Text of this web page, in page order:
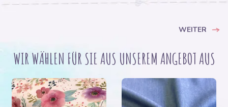
WIR WÄHLEN FÜR SIE AUS UNSEREM ANGEBOT AUS
WEITER